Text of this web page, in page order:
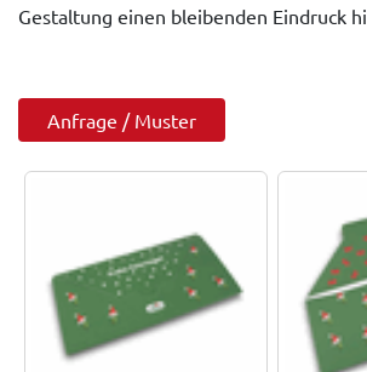
Gestaltung einen bleibenden Eindruck
Anfrage / Muster